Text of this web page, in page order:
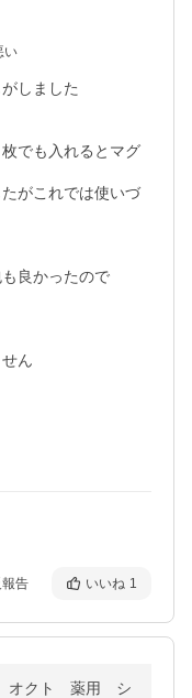
い
しました
でも入れるとマグ
がこれでは使いづ
良かったので
ん
告 いいね 1
オクト 薬用 シ